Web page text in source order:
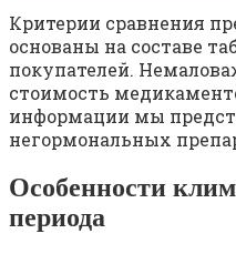
Критерии сравнения
основаны на составе
покупателей.
стоимость
информации мы
негормональных
Особенности
периода